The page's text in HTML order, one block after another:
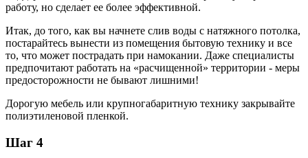
работу, но сделает ее более эффективной.
Итак, до того, как вы начнете слив воды с натяжного потолка,
постарайтесь вынести из помещения бытовую технику и все
то, что может пострадать при намокании. Даже специалисты
предпочитают работать на «расчищенной» территории - меры
предосторожности не бывают лишними!
Дорогую мебель или крупногабаритную технику закрывайте
полиэтиленовой пленкой.
Шаг 4